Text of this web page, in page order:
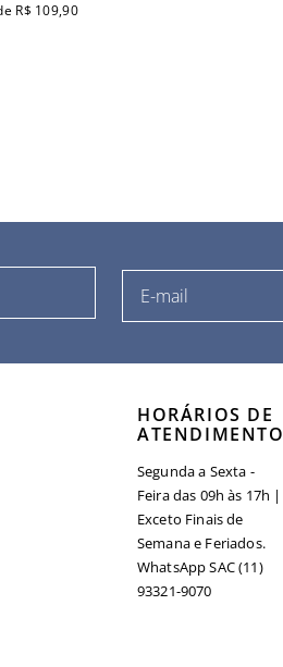
R$ 109,90
HORÁRIOS DE
ATENDIMENTO
Segunda a Sexta -
Feira das 09h às 17h |
Exceto Finais de
Semana e Feriados.
WhatsApp SAC (11)
93321-9070